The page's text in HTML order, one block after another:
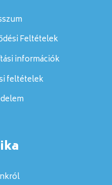
Feltételek
információk
feltételek